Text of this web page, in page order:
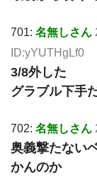
701: 名無しさん
ID:yYUTHgLf0
3/8外した
グラブル下手
702: 名無しさん
奥義撃たない
かんのか